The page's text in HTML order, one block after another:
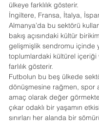
ülkeye farklılık gösterir.
İngiltere, Fransa, İtalya,
Almanya’da bu sektörü
bakış açısındaki kültür
gelişmişlik sendromu içinde
toplumlardaki kültürel içeriği
farlılık gösterir.
Futbolun bu beş ülkede
dönüşmesine rağmen, spor
amaç olarak değer
çıkar odaklı bir yaşamın
sınırları her alanda bir